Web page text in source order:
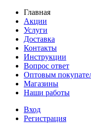
Главная
Акции
Услуги
Доставка
Контакты
Инструкции
Вопрос ответ
Оптовым
Магазины
Наши работы
Вход
Регистрация